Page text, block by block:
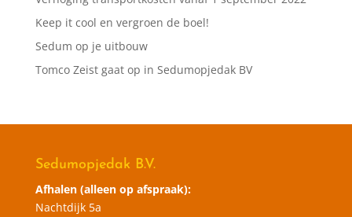
Keep it cool en vergroen de boel!
Sedum op je uitbouw
Tomco Zeist gaat op in Sedumopjedak BV
Sedumopjedak B.V.
Afhalen (alleen op afspraak):
Nachtdijk 5a